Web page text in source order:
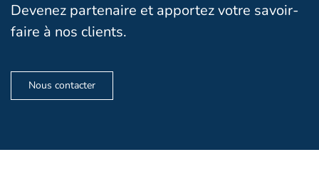
Devenez partenaire et apportez votre savoir-
faire à nos clients.
Nous contacter